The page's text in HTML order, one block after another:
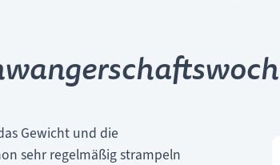
Gewicht und die
sehr regelmäßig strampeln